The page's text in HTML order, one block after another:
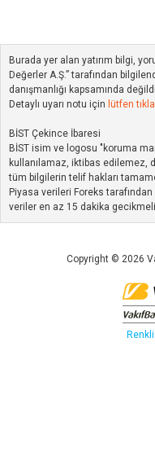
Burada yer alan yatırım bilgi,
Değerler A.Ş.” tarafından
danışmanlığı kapsamında
Detaylı uyarı notu için lütfen
BİST Çekince İbaresi
BİST isim ve logosu "koruma
kullanılamaz, iktibas edilemez,
tüm bilgilerin telif hakları
Piyasa verileri Foreks
veriler en az 15 dakika
Copyright © 2026